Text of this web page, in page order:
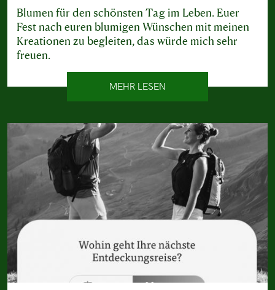
Blumen für den schönsten Tag im Leben. Euer
Fest nach euren blumigen Wünschen mit meinen
Kreationen zu begleiten, das würde mich sehr
freuen.
MEHR LESEN